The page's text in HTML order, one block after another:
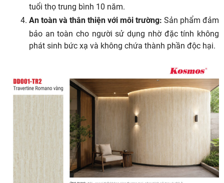
tuổi thọ trung bình 10 năm.
An toàn và thân thiện với môi trường: Sản phẩm đảm
bảo an toàn cho người sử dụng nhờ đặc tính không
phát sinh bức xạ và không chứa thành phần độc hại.